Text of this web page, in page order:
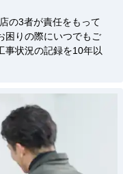
の3者が責任をもって
困りの際にいつでもご
事状況の記録を10年以